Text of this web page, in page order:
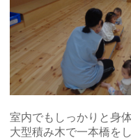
室内でもしっかりと身
大型積み木で一本橋を